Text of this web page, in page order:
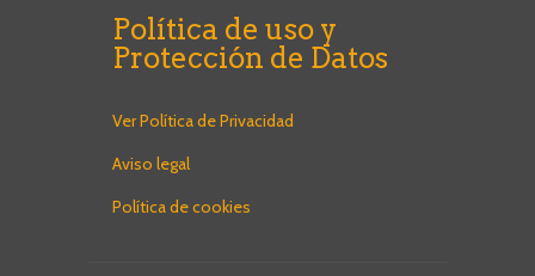
Política de uso y
Protección de Datos
Ver Política de Privacidad
Aviso legal
Política de cookies